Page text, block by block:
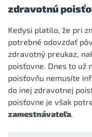
zdravotnú
Kedysi platilo, že pri
potrebné odovzdať
zdravotný preukaz,
poisťovne. Dnes to už
poisťovňu nemusíte
do inej zdravotnej
poisťovne je však
zamestnávateľa.